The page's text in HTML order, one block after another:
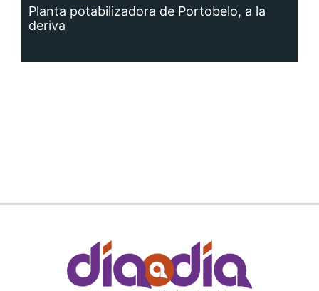
Planta potabilizadora de Portobelo, a la
deriva